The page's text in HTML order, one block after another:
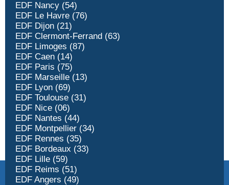
EDF Nancy (54)
EDF Le Havre (76)
EDF Dijon (21)
EDF Clermont-Ferrand (63)
EDF Limoges (87)
EDF Caen (14)
EDF Paris (75)
EDF Marseille (13)
EDF Lyon (69)
EDF Toulouse (31)
EDF Nice (06)
EDF Nantes (44)
EDF Montpellier (34)
EDF Rennes (35)
EDF Bordeaux (33)
EDF Lille (59)
EDF Reims (51)
EDF Angers (49)